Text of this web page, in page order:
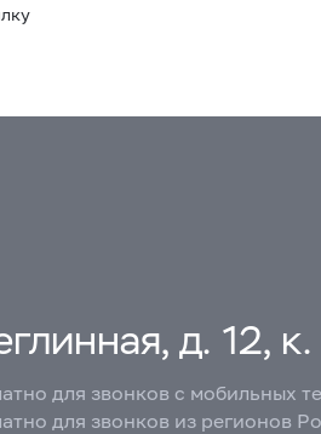
д. 12,
для звонков с мобильных
для звонков из регионов